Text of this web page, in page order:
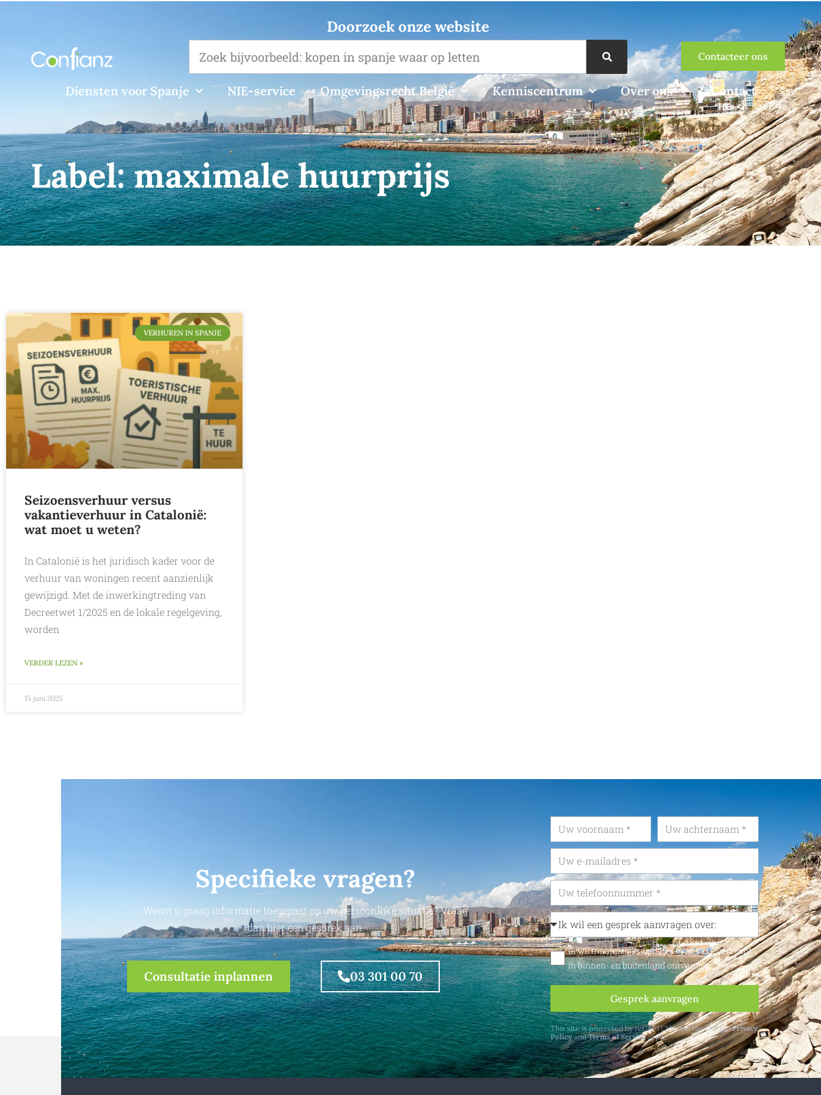
Doorzoek onze website
Contacteer ons
Diensten voor Spanje NIE-service Omgevingsrecht België Kenniscentrum Over ons Contact
Label:maximale huurprijs
VERHUREN IN SPANJE
Seizoensverhuur versus
vakantieverhuur in Catalonië:
wat moet u weten?
In Catalonië is het juridisch kader voor de
verhuur van woningen recent aanzienlijk
gewijzigd. Met de inwerkingtreding van
Decreetwet 1/2025 en de lokale regelgeving,
worden
VERDER LEZEN »
15 juni 2025
Specifieke vragen?
Wenst u graag informatie toegepast op uw persoonlijke situatie? Vraag
dan hier een gesprek aan.
Consultatie inplannen 03 301 00 70
Ik wil maandelijks updates over vastgoedrecht
in binnen- en buitenland ontvangen
Gesprek aanvragen
This site is protected by reCAPTCHA and the GooglePrivacy
PolicyandTerms of Serviceapply.